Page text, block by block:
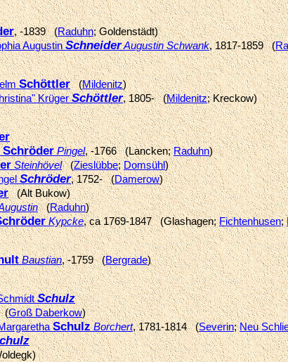
, -1839 (Raduhn; Goldenstädt)
AugustinSchneiderAugustin Schwank, 1817-1859 (
Schöttler(Mildenitz)
KrügerSchöttler, 1805- (Mildenitz; Kreckow)
Schröder Pingel, -1766 (Lancken;Raduhn)
Steinhövel(Zieslübbe;Domsühl)
Schröder, 1752- (Damerow)
(Alt Bukow)
(Raduhn)
Kypcke, ca 1769-1847 (Glashagen;Fichtenhusen;
Baustian, -1759 (Bergrade)
Schulz
Groß Daberkow)
Schulz Borchert, 1781-1814 (Severin;Neu